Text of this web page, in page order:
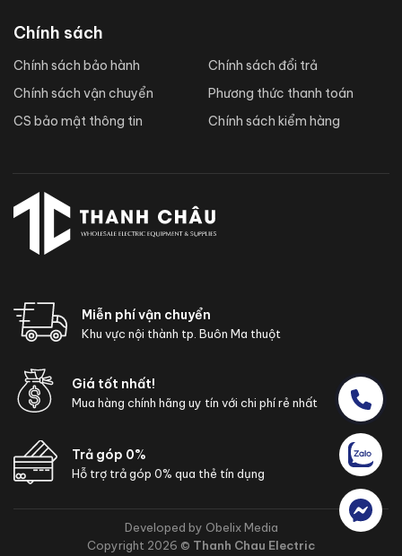
Chính sách
Chính sách bảo hành
Chính sách vận chuyển
CS bảo mật thông tin
Chính sách đổi trả
Phương thức thanh toán
Chính sách kiểm hàng
Miễn phí vận chuyển
Khu vực nội thành tp. Buôn Ma thuột
Giá tốt nhất!
Mua hàng chính hãng uy tín với chi phí rẻ nhất
Trả góp 0%
Hỗ trợ trả góp 0% qua thẻ tín dụng
Developed by Obelix Media
Copyright 2026 © Thanh Chau Electric